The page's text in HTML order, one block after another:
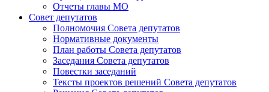
Отчеты главы МО
Совет депутатов
Полномочия Совета депутатов
Нормативные документы
План работы Совета депутатов
Заседания Cовета депутатов
Повестки заседаний
Тексты проектов решений Совета депутатов